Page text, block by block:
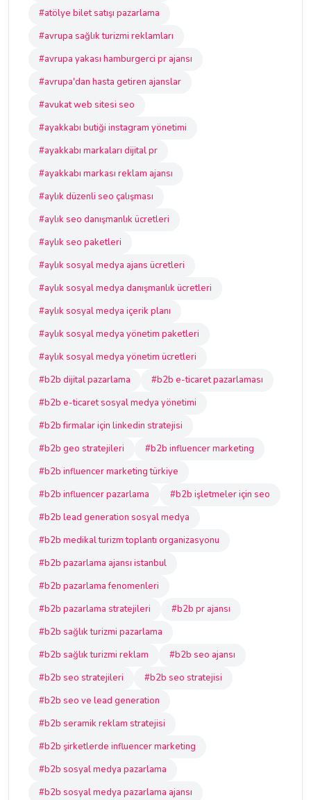
#atölye bilet satışı pazarlama
#avrupa sağlık turizmi reklamları
#avrupa yakası hamburgerci pr ajansı
#avrupa'dan hasta getiren ajanslar
#avukat web sitesi seo
#ayakkabı butiği instagram yönetimi
#ayakkabı markaları dijital pr
#ayakkabı markası reklam ajansı
#aylık düzenli seo çalışması
#aylık seo danışmanlık ücretleri
#aylık seo paketleri
#aylık sosyal medya ajans ücretleri
#aylık sosyal medya danışmanlık ücretleri
#aylık sosyal medya içerik planı
#aylık sosyal medya yönetim paketleri
#aylık sosyal medya yönetim ücretleri
#b2b dijital pazarlama
#b2b e-ticaret pazarlaması
#b2b e-ticaret sosyal medya yönetimi
#b2b firmalar için linkedin stratejisi
#b2b geo stratejileri
#b2b influencer marketing
#b2b influencer marketing türkiye
#b2b influencer pazarlama
#b2b işletmeler için seo
#b2b lead generation sosyal medya
#b2b medikal turizm toplantı organizasyonu
#b2b pazarlama ajansı istanbul
#b2b pazarlama fenomenleri
#b2b pazarlama stratejileri
#b2b pr ajansı
#b2b sağlık turizmi pazarlama
#b2b sağlık turizmi reklam
#b2b seo ajansı
#b2b seo stratejileri
#b2b seo stratejisi
#b2b seo ve lead generation
#b2b seramik reklam stratejisi
#b2b şirketlerde influencer marketing
#b2b sosyal medya pazarlama
#b2b sosyal medya pazarlama ajansı